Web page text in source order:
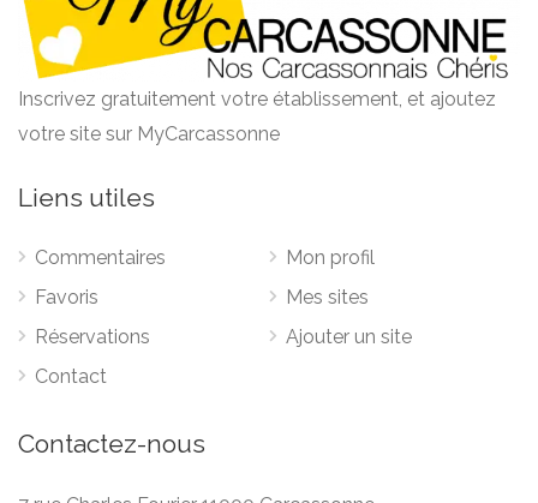
Inscrivez gratuitement votre établissement, et ajoutez
votre site sur MyCarcassonne
Liens utiles
Commentaires
Favoris
Réservations
Contact
Mon profil
Mes sites
Ajouter un site
Contactez-nous